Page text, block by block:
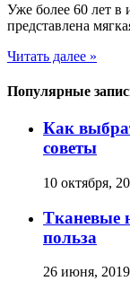
Уже более 60 лет в
представлена
Читать далее »
Популярные
Как
советы
10 октября,
Тканевые
польза
26 июня, 2019